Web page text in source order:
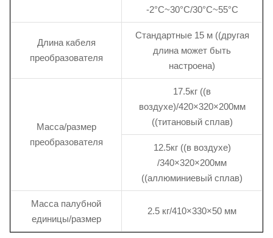
-2°C~30°C/30°C~55°C
Длина кабеля
преобразователя
Стандартные 15 м ((другая
длина может быть
настроена)
Масса/размер
преобразователя
17.5кг ((в
воздухе)/420×320×200мм
((титановый сплав)
12.5кг ((в воздухе)
/340×320×200мм
((аллюминиевый сплав)
Масса палубной
единицы/размер
2.5 кг/410×330×50 мм